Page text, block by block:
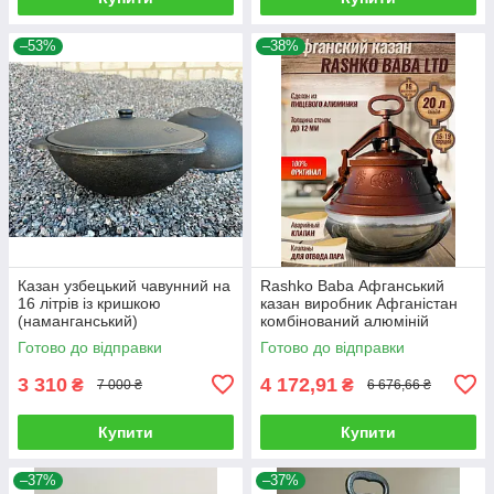
–53%
Казан узбецький чавунний на
16 літрів із кришкою
(наманганський)
виробництво Узбекистан
Готово до відправки
3 310 ₴ 7 000 ₴
Купити
–38%
Rashko Baba Афганський
казан виробник Афганістан
комбінований алюміній
Афганська скороварка 20
літрів
Готово до відправки
4 172,91 ₴ 6 676,66 ₴
Купити
–37% –37%